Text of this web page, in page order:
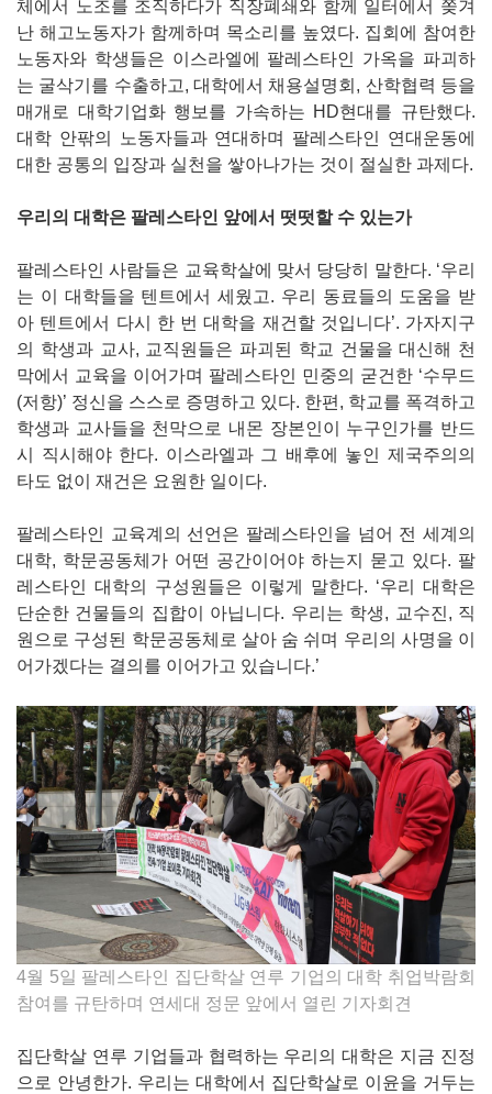
체에서 노조를 조직하다가 직장폐쇄와 함께 일터에서 쫒겨
난 해고노동자가 함께하며 목소리를 높였다. 집회에 참여한
노동자와 학생들은 이스라엘에 팔레스타인 가옥을 파괴하
는 굴삭기를 수출하고, 대학에서 채용설명회, 산학협력 등을
매개로 대학기업화 행보를 가속하는 HD현대를 규탄했다.
대학 안팎의 노동자들과 연대하며 팔레스타인 연대운동에
대한 공통의 입장과 실천을 쌓아나가는 것이 절실한 과제다.
우리의 대학은 팔레스타인 앞에서 떳떳할 수 있는가
팔레스타인 사람들은 교육학살에 맞서 당당히 말한다. ‘우리
는 이 대학들을 텐트에서 세웠고. 우리 동료들의 도움을 받
아 텐트에서 다시 한 번 대학을 재건할 것입니다’. 가자지구
의 학생과 교사, 교직원들은 파괴된 학교 건물을 대신해 천
막에서 교육을 이어가며 팔레스타인 민중의 굳건한 ‘수무드
(저항)’ 정신을 스스로 증명하고 있다. 한편, 학교를 폭격하고
학생과 교사들을 천막으로 내몬 장본인이 누구인가를 반드
시 직시해야 한다. 이스라엘과 그 배후에 놓인 제국주의의
타도 없이 재건은 요원한 일이다.
팔레스타인 교육계의 선언은 팔레스타인을 넘어 전 세계의
대학, 학문공동체가 어떤 공간이어야 하는지 묻고 있다. 팔
레스타인 대학의 구성원들은 이렇게 말한다. ‘우리 대학은
단순한 건물들의 집합이 아닙니다. 우리는 학생, 교수진, 직
원으로 구성된 학문공동체로 살아 숨 쉬며 우리의 사명을 이
어가겠다는 결의를 이어가고 있습니다.’
4월 5일 팔레스타인 집단학살 연루 기업의 대학 취업박람회
참여를 규탄하며 연세대 정문 앞에서 열린 기자회견
집단학살 연루 기업들과 협력하는 우리의 대학은 지금 진정
으로 안녕한가. 우리는 대학에서 집단학살로 이윤을 거두는